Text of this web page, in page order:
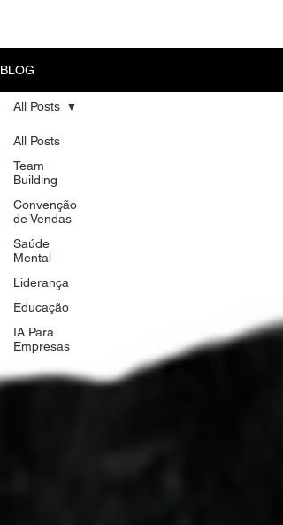
BLOG
All Posts
Team
Building
Convenção
de Vendas
Saúde
Mental
Liderança
Educação
IA Para
Empresas
All Posts